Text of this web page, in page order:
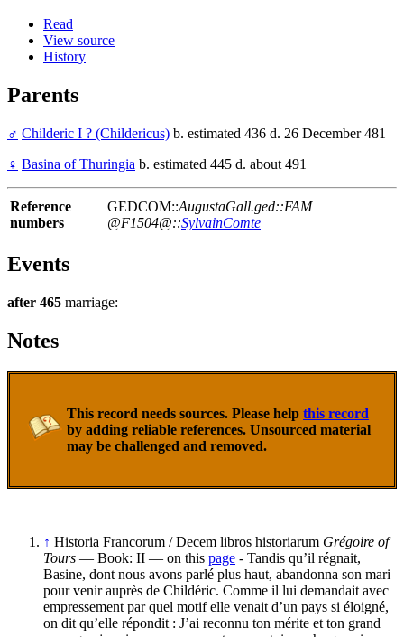
Read
View source
History
Parents
♂ Childeric I ? (Childericus) b. estimated 436 d. 26 December 481
♀ Basina of Thuringia b. estimated 445 d. about 491
Reference
numbers
GEDCOM::AugustaGall.ged::FAM
@F1504@::SylvainComte
Events
after 465 marriage:
Notes
This record needs sources. Please help this record
by adding reliable references. Unsourced material
may be challenged and removed.
↑ Historia Francorum / Decem libros historiarum Grégoire of
Tours — Book: II — on this page - Tandis qu’il régnait,
Basine, dont nous avons parlé plus haut, abandonna son mari
pour venir auprès de Childéric. Comme il lui demandait avec
empressement par quel motif elle venait d’un pays si éloigné,
on dit qu’elle répondit : J’ai reconnu ton mérite et ton grand